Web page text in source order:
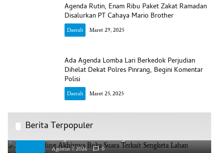
Agenda Rutin, Enam Ribu Paket Zakat Ramadan
Disalurkan PT Cahaya Mario Brother
Daerah Maret 29, 2025
Ada Agenda Lomba Lari Berkedok Perjudian
Dihelat Dekat Polres Pinrang, Begini Komentar
Polisi
Daerah Maret 25, 2025
Berita Terpopuler
1
AAS Building Akhirnya Buka Suara Terkait
Sengketa Lahan Lakkang Ca’di
Agustus 7, 2026 0